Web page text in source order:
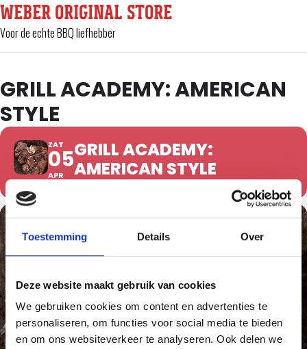
Toestemming Details Over
Deze website maakt gebruik van cookies
We gebruiken cookies om content en advertenties te
personaliseren, om functies voor social media te bieden
en om ons websiteverkeer te analyseren. Ook delen we
WEBER ORIGINAL STORE
Voor de echte BBQ liefhebber
GRILL ACADEMY: AMERICAN
STYLE
ZAT
05
APR
GRILL ACADEMY:
AMERICAN STYLE